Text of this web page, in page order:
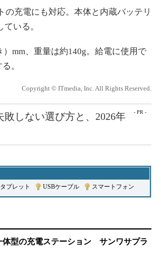
充電にも対応。本体と内蔵バッテリ
いる。
mm、重量は約140g。給電に使用で
。
Copyright © ITmedia, Inc. All Rights Reserved.
- PR -
しない選び方と、2026年
タブレット USBケーブル スマートフォン
体型の充電ステーション サンワサプラ